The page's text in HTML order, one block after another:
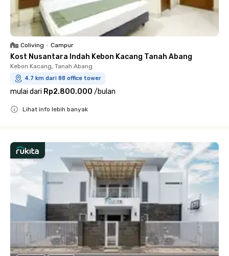
Coliving • Campur
Kost Nusantara Indah Kebon Kacang Tanah Abang
Kebon Kacang, Tanah Abang
4.7 km dari 88 office tower
mulai dari Rp2.800.000 /bulan
Lihat info lebih banyak